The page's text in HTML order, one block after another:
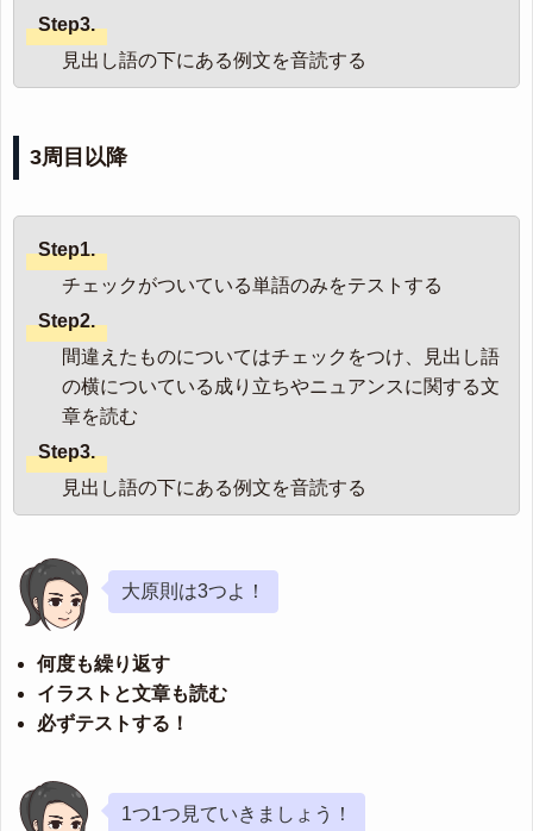
Step3.
見出し語の下にある例文を音読する
3周目以降
Step1.
チェックがついている単語のみをテストする
Step2.
間違えたものについてはチェックをつけ、見出し語
の横についている成り立ちやニュアンスに関する文
章を読む
Step3.
見出し語の下にある例文を音読する
大原則は3つよ！
何度も繰り返す
イラストと文章も読む
必ずテストする！
1つ1つ見ていきましょう！